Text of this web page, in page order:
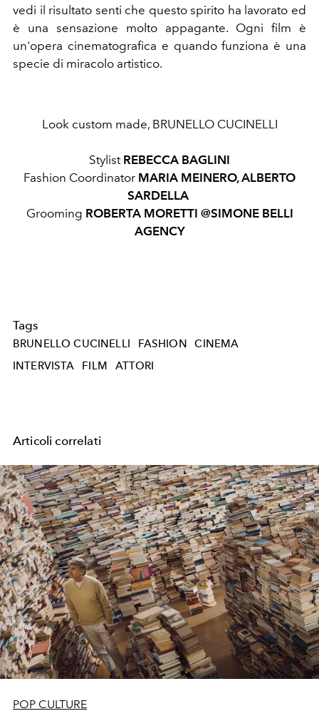
vedi il risultato senti che questo spirito ha lavorato ed
è una sensazione molto appagante. Ogni film è
un'opera cinematografica e quando funziona è una
specie di miracolo artistico.
Look custom made, BRUNELLO CUCINELLI
StylistREBECCA BAGLINI
Fashion Coordinator MARIA MEINERO, ALBERTO
SARDELLA
Grooming ROBERTA MORETTI @SIMONE BELLI
AGENCY
Tags
BRUNELLO CUCINELLI FASHION
CINEMA
INTERVISTA
FILM ATTORI
Articoli correlati
POP CULTURE